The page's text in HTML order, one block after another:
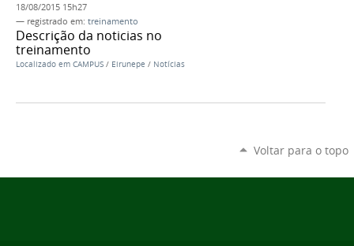
18/08/2015 15h27
— registrado em: treinamento
Descrição da noticias no
treinamento
Localizado em CAMPUS / Eirunepe / Notícias
Voltar para o topo